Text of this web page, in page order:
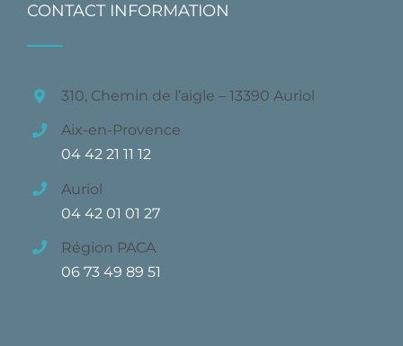
CONTACT INFORMATION
310, Chemin de l’aigle – 13390 Auriol
Aix-en-Provence
04 42 21 11 12
Auriol
04 42 01 01 27
Région PACA
06 73 49 89 51